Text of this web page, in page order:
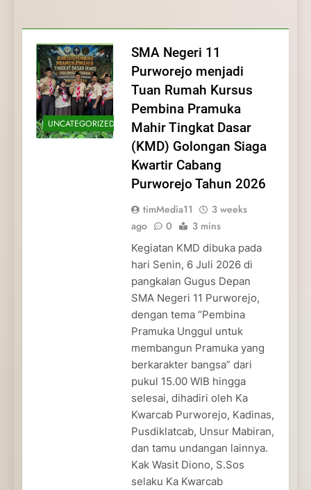
dan Pengabdian Generasi
Pramuka
Pramuka
Kepedulian
UNCATEGORIZED
SMA Negeri 11
Purworejo menjadi
Tuan Rumah Kursus
Pembina Pramuka
Mahir Tingkat Dasar
(KMD) Golongan Siaga
Kwartir Cabang
Purworejo Tahun 2026
timMedia11
3 weeks
ago
0 3 mins
Kegiatan KMD dibuka pada
hari Senin, 6 Juli 2026 di
pangkalan Gugus Depan
SMA Negeri 11 Purworejo,
dengan tema “Pembina
Pramuka Unggul untuk
membangun Pramuka yang
berkarakter bangsa” dari
pukul 15.00 WIB hingga
selesai, dihadiri oleh Ka
Kwarcab Purworejo, Kadinas,
Pusdiklatcab, Unsur Mabiran,
dan tamu undangan lainnya.
Kak Wasit Diono, S.Sos
selaku Ka Kwarcab